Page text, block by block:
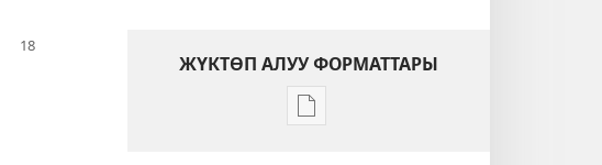
ЖҮКТӨП АЛУУ ФОРМАТТАРЫ
Адабиятты